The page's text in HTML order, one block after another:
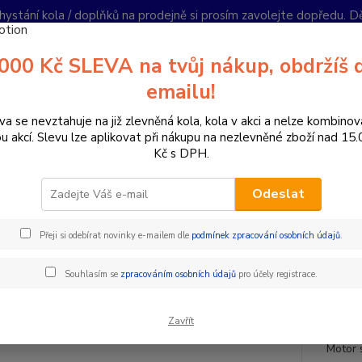
kola / doplňků na prodejně si prosím zavolejte dopředu.
Hledat
PO-
pohonu 250W, kapacita
km
Motor
Kč SLEVA na tvůj nákup, obdržíš
emailu!
se nevztahuje na již zlevněná kola, kola v akci a nelze
akcí. Slevu lze aplikovat při nákupu na nezlevněné zboží nad
Kč s DPH.
Odeslat
Přeji si odebírat novinky e-mailem dle podmínek zpracování osobních údajů.
Souhlasím se zpracováním osobních údajůpro účely registrace.
Zavřít